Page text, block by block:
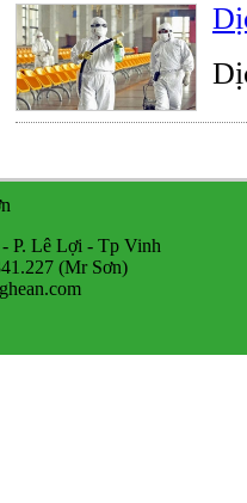
P. Lê Lợi - Tp Vinh
(Mr Sơn)